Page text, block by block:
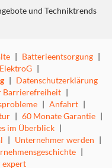
und Techniktrends
| Batterieentsorgung |
|
| Datenschutzerklärung
Barrierefreiheit |
| Anfahrt |
| 60 Monate Garantie |
im Überblick |
| Unternehmer werden |
|
expert